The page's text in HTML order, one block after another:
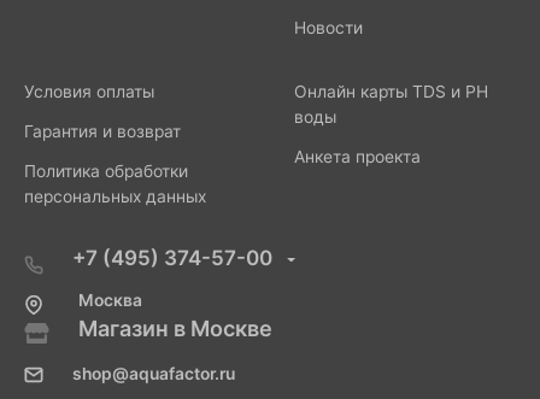
Новости
Условия оплаты
Гарантия и возврат
Политика обработки
персональных данных
Онлайн карты TDS и PH
воды
Анкета проекта
+7 (495) 374-57-00
Москва
Магазин в Москве
shop@aquafactor.ru